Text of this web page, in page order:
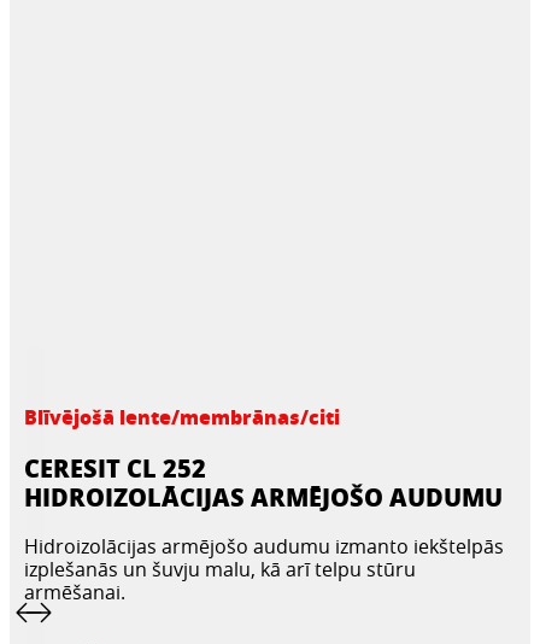
Blīvējošā lente/membrānas/citi
CERESIT CL 252
HIDROIZOLĀCIJAS ARMĒJOŠO AUDUMU
Hidroizolācijas armējošo audumu izmanto iekštelpās
izplešanās un šuvju malu, kā arī telpu stūru
armēšanai.